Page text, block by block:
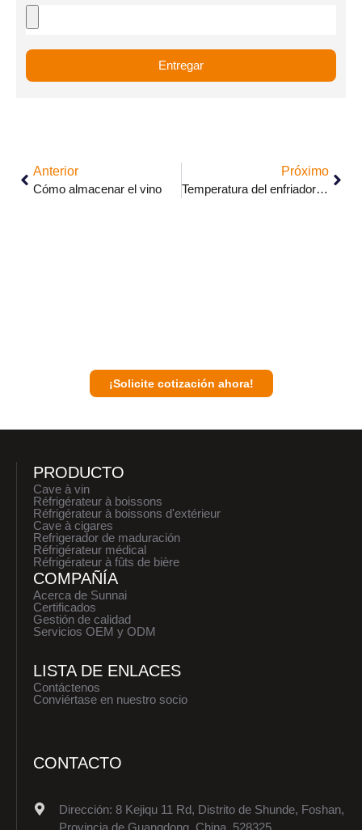
Entregar
Anterior
Cómo almacenar el vino
Próximo
Temperatura del enfriador de vino
¡Solicite cotización ahora!
PRODUCTO
Cave à vin
Réfrigérateur à boissons
Réfrigérateur à boissons d'extérieur
Cave à cigares
Refrigerador de maduración
Réfrigérateur médical
Réfrigérateur à fûts de bière
COMPAÑÍA
Acerca de Sunnai
Certificados
Gestión de calidad
Servicios OEM y ODM
LISTA DE ENLACES
Contáctenos
Conviértase en nuestro socio
CONTACTO
Dirección: 8 Kejiqu 11 Rd, Distrito de Shunde, Foshan,
Provincia de Guangdong, China, 528325